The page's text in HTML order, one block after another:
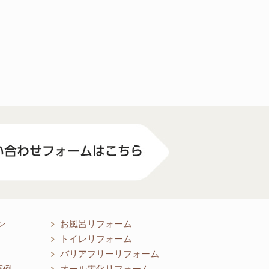
お風呂リフォーム
トイレリフォーム
バリアフリーリフォーム